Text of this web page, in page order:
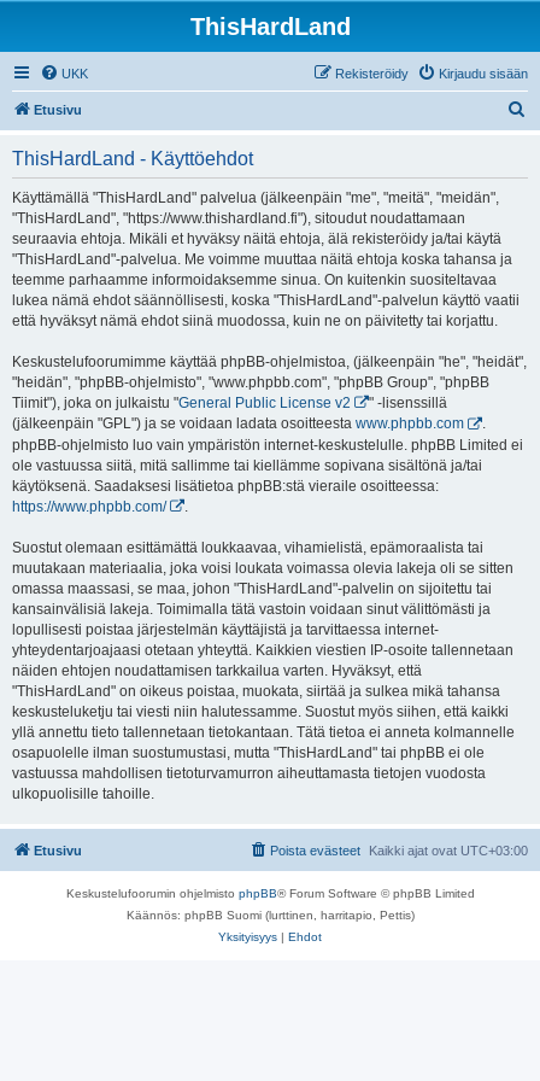
ThisHardLand
UKK Kirjaudu sisään
Rekisteröidy
Etusivu
ThisHardLand - Käyttöehdot
Käyttämällä "ThisHardLand" palvelua (jälkeenpäin "me", "meitä", "meidän",
"ThisHardLand", "https://www.thishardland.fi"), sitoudut noudattamaan
seuraavia ehtoja. Mikäli et hyväksy näitä ehtoja, älä rekisteröidy ja/tai käytä
"ThisHardLand"-palvelua. Me voimme muuttaa näitä ehtoja koska tahansa ja
teemme parhaamme informoidaksemme sinua. On kuitenkin suositeltavaa
lukea nämä ehdot säännöllisesti, koska "ThisHardLand"-palvelun käyttö vaatii
että hyväksyt nämä ehdot siinä muodossa, kuin ne on päivitetty tai korjattu.
Keskustelufoorumimme käyttää phpBB-ohjelmistoa, (jälkeenpäin "he", "heidät",
"heidän", "phpBB-ohjelmisto", "www.phpbb.com", "phpBB Group", "phpBB
Tiimit"), joka on julkaistu "General Public License v2
" -lisenssillä
(jälkeenpäin "GPL") ja se voidaan ladata osoitteesta www.phpbb.com
.
phpBB-ohjelmisto luo vain ympäristön internet-keskustelulle. phpBB Limited ei
ole vastuussa siitä, mitä sallimme tai kiellämme sopivana sisältönä ja/tai
käytöksenä. Saadaksesi lisätietoa phpBB:stä vieraile osoitteessa:
https://www.phpbb.com/
Suostut olemaan esittämättä loukkaavaa, vihamielistä, epämoraalista tai
muutakaan materiaalia, joka voisi loukata voimassa olevia lakeja oli se sitten
omassa maassasi, se maa, johon "ThisHardLand"-palvelin on sijoitettu tai
kansainvälisiä lakeja. Toimimalla tätä vastoin voidaan sinut välittömästi ja
lopullisesti poistaa järjestelmän käyttäjistä ja tarvittaessa internet-
yhteydentarjoajaasi otetaan yhteyttä. Kaikkien viestien IP-osoite tallennetaan
näiden ehtojen noudattamisen tarkkailua varten. Hyväksyt, että
"ThisHardLand" on oikeus poistaa, muokata, siirtää ja sulkea mikä tahansa
keskusteluketju tai viesti niin halutessamme. Suostut myös siihen, että kaikki
yllä annettu tieto tallennetaan tietokantaan. Tätä tietoa ei anneta kolmannelle
osapuolelle ilman suostumustasi, mutta "ThisHardLand" tai phpBB ei ole
vastuussa mahdollisen tietoturvamurron aiheuttamasta tietojen vuodosta
ulkopuolisille tahoille.
Etusivu Kaikki ajat ovat UTC+03:00
Poista evästeet
Keskustelufoorumin ohjelmisto phpBB® Forum Software © phpBB Limited
Käännös: phpBB Suomi (lurttinen, harritapio, Pettis)
Yksityisyys | Ehdot